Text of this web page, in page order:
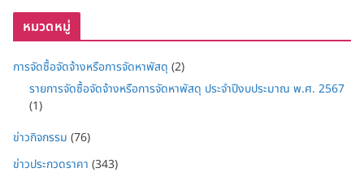
หมวดหมู่
การจัดซื้อจัดจ้างหรือการจัดหาพัสดุ (2)
รายการจัดซื้อจัดจ้างหรือการจัดหาพัสดุ ประจำปีงบประมาณ พ.ศ. 2567
(1)
ข่าวกิจกรรม (76)
ข่าวประกวดราคา (343)